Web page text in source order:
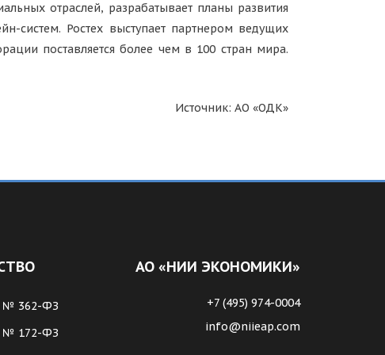
отраслей, разрабатывает планы развития
систем. Ростех выступает партнером ведущих
поставляется более чем в 100 стран мира.
Источник: АО «ОДК»
№ 362-ФЗ
№ 172-ФЗ
АО «НИИ ЭКОНОМИКИ»
+7 (495) 974-0004
info@niieap.com